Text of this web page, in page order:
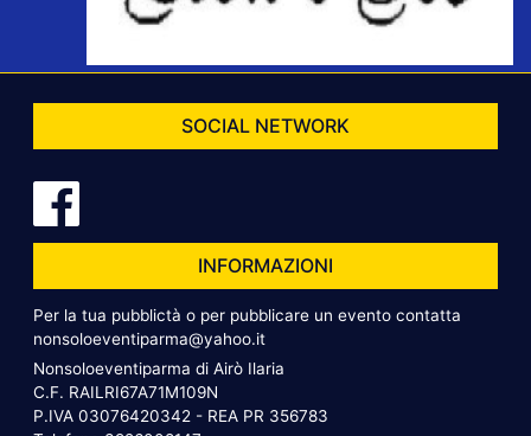
SOCIAL NETWORK
INFORMAZIONI
Per la tua pubblictà o per pubblicare un evento contatta
nonsoloeventiparma@yahoo.it
Nonsoloeventiparma di Airò Ilaria
C.F. RAILRI67A71M109N
P.IVA 03076420342 - REA PR 356783